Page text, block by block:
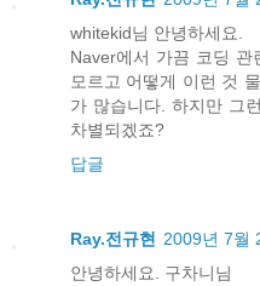
whitekid님 안녕하세요.
Naver에서 가끔 코딩 관
모르고 어떻게 이런 것
가 많습니다. 하지만 그
차별되겠죠?
답글
Ray.전규현
2009년 7월
안녕하세요. 구차니님